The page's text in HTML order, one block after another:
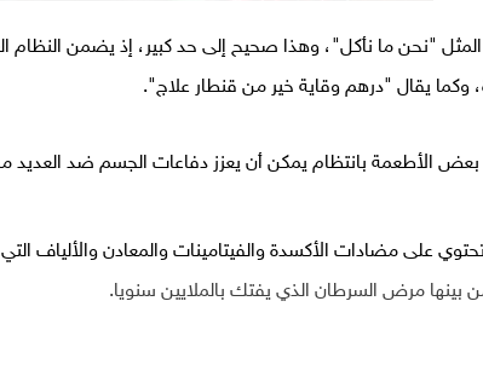
المثل "نحن ما نأكل"، وهذا صحيح إلى حد كبير، إذ يضمن
وكما يقال "درهم وقاية خير من قنطار علاج".
بعض الأطعمة بانتظام يمكن أن يعزز دفاعات الجسم ضد العديد
10 أطعمة تحتوي على مضادات الأكسدة والفيتامينات والمعادن
بينها مرض السرطان الذي يفتك بالملايين سنويا.